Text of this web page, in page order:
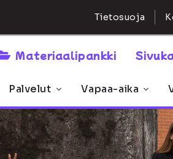
Tietosuoja
Materiaalipankki
Palvelut Vapaa-aika